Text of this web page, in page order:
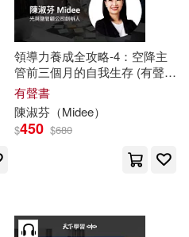
領導力養成全攻略-4：空降主
管前三個月的自我生存 (有聲
書)
有聲書
陳淑芬 （Midee）
$450 $680